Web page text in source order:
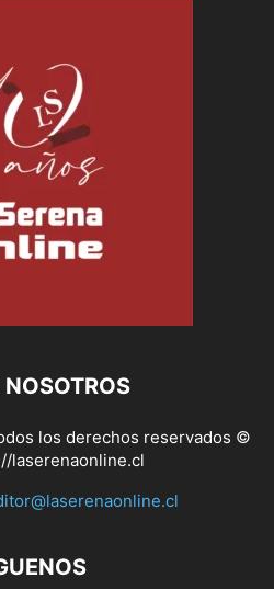
NOSOTROS
los derechos reservados ©
laserenaonline.cl